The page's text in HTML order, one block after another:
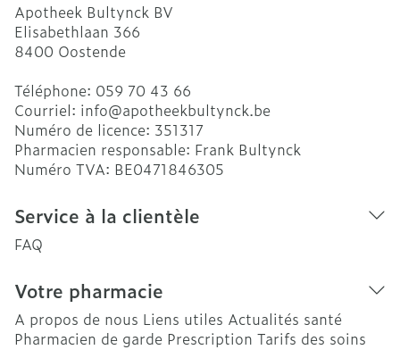
Apotheek Bultynck BV
Elisabethlaan 366
8400 Oostende
Téléphone: 059 70 43 66
Courriel: info@apotheekbultynck.be
Numéro de licence: 351317
Pharmacien responsable: Frank Bultynck
Numéro TVA: BE0471846305
Service à la clientèle
FAQ
Votre pharmacie
A propos de nous Liens utiles Actualités santé
Pharmacien de garde Prescription Tarifs des soins